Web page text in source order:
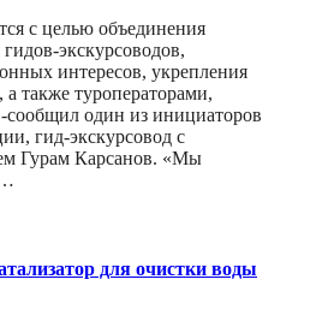
с целью объединения
экскурсоводов,
интересов, укрепления
а также туроператорами,
сообщил один из инициаторов
гид-экскурсовод с
Гурам Карсанов. «Мы
для очистки воды